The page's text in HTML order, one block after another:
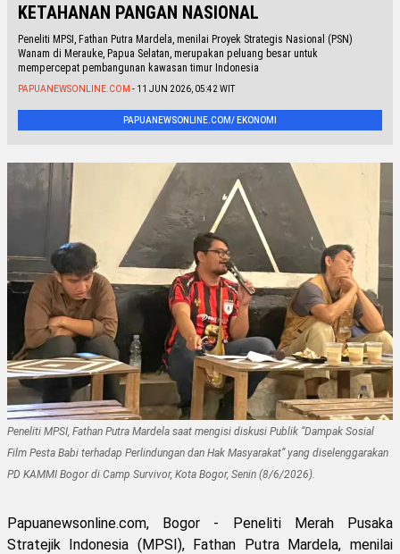
KETAHANAN PANGAN NASIONAL
Peneliti MPSI, Fathan Putra Mardela, menilai Proyek Strategis Nasional (PSN)
Wanam di Merauke, Papua Selatan, merupakan peluang besar untuk
mempercepat pembangunan kawasan timur Indonesia
PAPUANEWSONLINE.COM - 11 JUN 2026, 05:42 WIT
PAPUANEWSONLINE.COM/ EKONOMI
Peneliti MPSI, Fathan Putra Mardela saat mengisi diskusi Publik “Dampak Sosial
Film Pesta Babi terhadap Perlindungan dan Hak Masyarakat” yang diselenggarakan
PD KAMMI Bogor di Camp Survivor, Kota Bogor, Senin (8/6/2026).
Papuanewsonline.com, Bogor - Peneliti Merah Pusaka
Stratejik Indonesia (MPSI), Fathan Putra Mardela, menilai